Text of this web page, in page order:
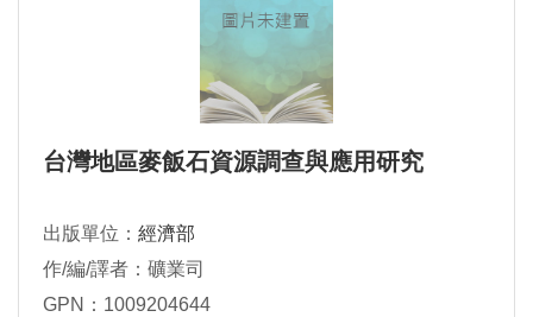
台灣地區麥飯石資源調查與應用研究
出版單位： 經濟部
作/編/譯者：礦業司
GPN：1009204644